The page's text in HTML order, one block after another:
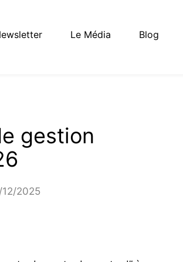
Le Média Blog
gestion
12/2025